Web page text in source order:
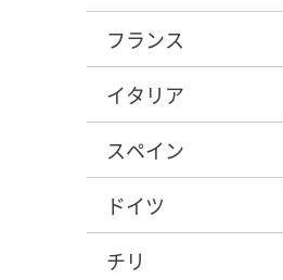
フランス
イタリア
スペイン
ドイツ
チリ